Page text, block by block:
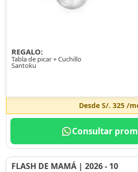
REGALO:
Tabla de picar + Cuchillo
Santoku
Desde S/. 325/
Consultar
FLASH DE MAMÁ | 2026 - 10